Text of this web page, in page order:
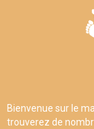
Bienvenue sur le
trouverez de